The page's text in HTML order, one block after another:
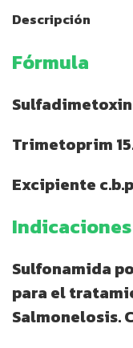
Descripción
Fórmula
Trimetoprim
Excipiente
Indicaciones
Sulfonamida
para el
Salmonelosis.